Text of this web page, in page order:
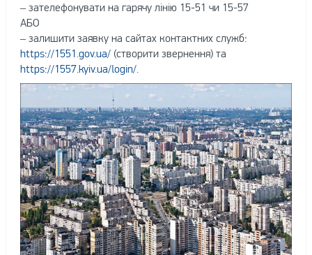
– зателефонувати на гарячу лінію 15-51 чи 15-57
АБО
– залишити заявку на сайтах контактних служб:
https://1551.gov.ua/(створити звернення) та
https://1557.kyiv.ua/login/.